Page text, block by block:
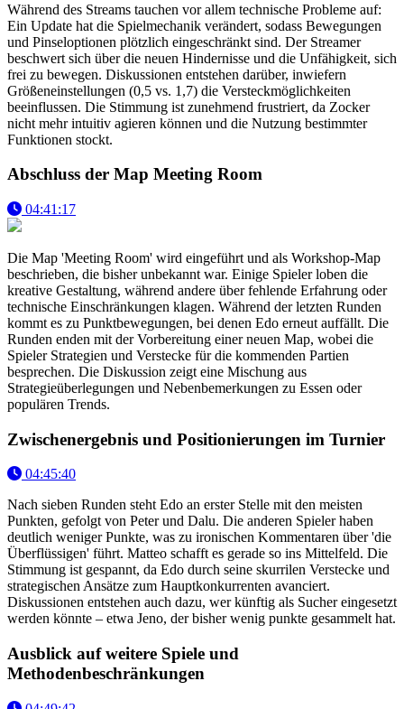
Während des Streams tauchen vor allem technische Probleme auf:
Ein Update hat die Spielmechanik verändert, sodass Bewegungen
und Pinseloptionen plötzlich eingeschränkt sind. Der Streamer
beschwert sich über die neuen Hindernisse und die Unfähigkeit, sich
frei zu bewegen. Diskussionen entstehen darüber, inwiefern
Größeneinstellungen (0,5 vs. 1,7) die Versteckmöglichkeiten
beeinflussen. Die Stimmung ist zunehmend frustriert, da Zocker
nicht mehr intuitiv agieren können und die Nutzung bestimmter
Funktionen stockt.
Abschluss der Map Meeting Room
04:41:17
Die Map 'Meeting Room' wird eingeführt und als Workshop-Map
beschrieben, die bisher unbekannt war. Einige Spieler loben die
kreative Gestaltung, während andere über fehlende Erfahrung oder
technische Einschränkungen klagen. Während der letzten Runden
kommt es zu Punktbewegungen, bei denen Edo erneut auffällt. Die
Runden enden mit der Vorbereitung einer neuen Map, wobei die
Spieler Strategien und Verstecke für die kommenden Partien
besprechen. Die Diskussion zeigt eine Mischung aus
Strategieüberlegungen und Nebenbemerkungen zu Essen oder
populären Trends.
Zwischenergebnis und Positionierungen im Turnier
04:45:40
Nach sieben Runden steht Edo an erster Stelle mit den meisten
Punkten, gefolgt von Peter und Dalu. Die anderen Spieler haben
deutlich weniger Punkte, was zu ironischen Kommentaren über 'die
Überflüssigen' führt. Matteo schafft es gerade so ins Mittelfeld. Die
Stimmung ist gespannt, da Edo durch seine skurrilen Verstecke und
strategischen Ansätze zum Hauptkonkurrenten avanciert.
Diskussionen entstehen auch dazu, wer künftig als Sucher eingesetzt
werden könnte – etwa Jeno, der bisher wenig punkte gesammelt hat.
Ausblick auf weitere Spiele und
Methodenbeschränkungen